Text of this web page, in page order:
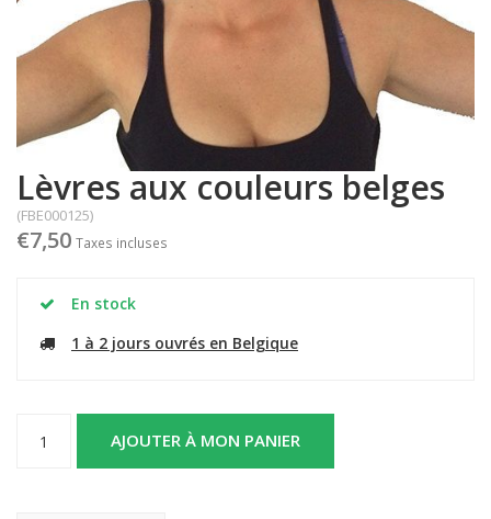
Lèvres aux couleurs belges
(FBE000125)
€7,50 Taxes incluses
En stock
1 à 2 jours ouvrés en Belgique
AJOUTER À MON PANIER